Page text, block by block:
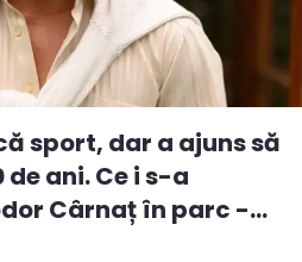
sport, dar a ajuns să
ani. Ce i s-a
Cârnaț în parc -